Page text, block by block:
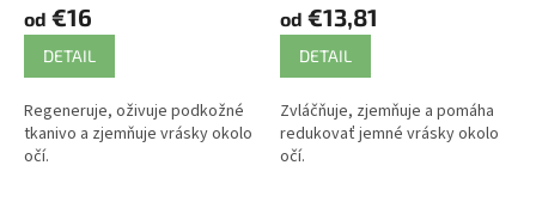
od €16
DETAIL
Regeneruje, oživuje podkožné
tkanivo a zjemňuje vrásky okolo
očí.
od €13,81
DETAIL
Zvláčňuje, zjemňuje a pomáha
redukovať jemné vrásky okolo
očí.